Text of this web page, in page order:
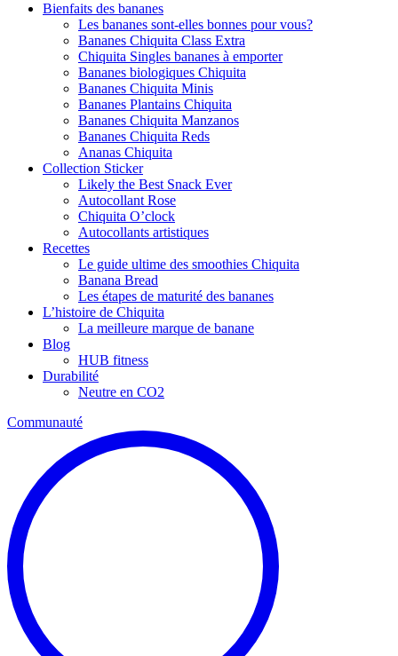
Bienfaits des bananes
Les bananes sont-elles bonnes pour vous?
Bananes Chiquita Class Extra
Chiquita Singles bananes à emporter
Bananes biologiques Chiquita
Bananes Chiquita Minis
Bananes Plantains Chiquita
Bananes Chiquita Manzanos
Bananes Chiquita Reds
Ananas Chiquita
Collection Sticker
Likely the Best Snack Ever
Autocollant Rose
Chiquita O’clock
Autocollants artistiques
Recettes
Le guide ultime des smoothies Chiquita
Banana Bread
Les étapes de maturité des bananes
L’histoire de Chiquita
La meilleure marque de banane
Blog
HUB fitness
Durabilité
Neutre en CO2
Communauté